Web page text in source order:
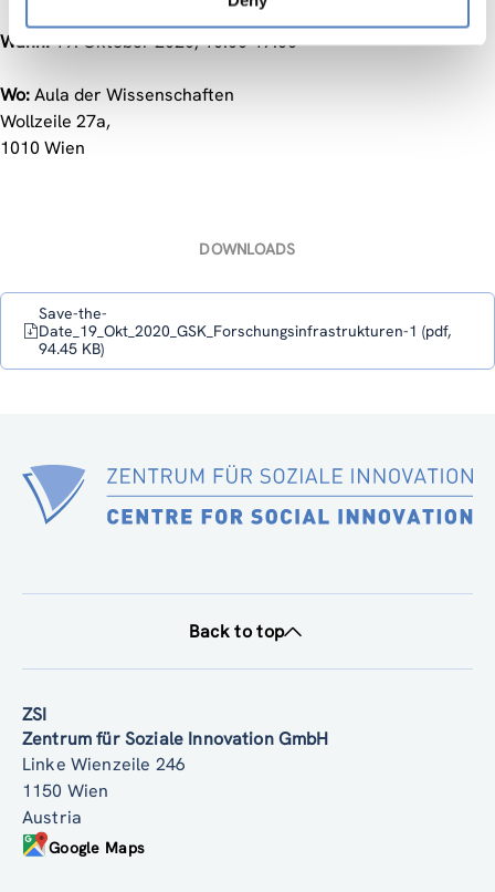
Wann:19. Oktober 2020, 10:00-17:00
Wo:Aula der Wissenschaften
Wollzeile 27a,
1010 Wien
DOWNLOADS
Save-the-
Date_19_Okt_2020_GSK_Forschungsinfrastrukturen-1 (pdf,
94.45 KB)
Back to top
ZSI
Zentrum für Soziale Innovation GmbH
Linke Wienzeile 246
1150 Wien
Austria
Google Maps